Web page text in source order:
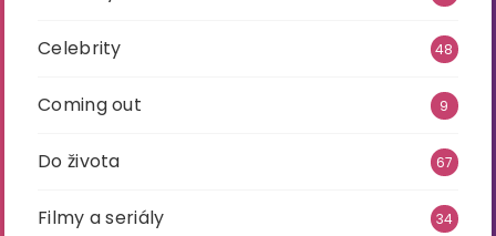
Celebrity 48
Coming out 9
Do života 67
Filmy a seriály 34